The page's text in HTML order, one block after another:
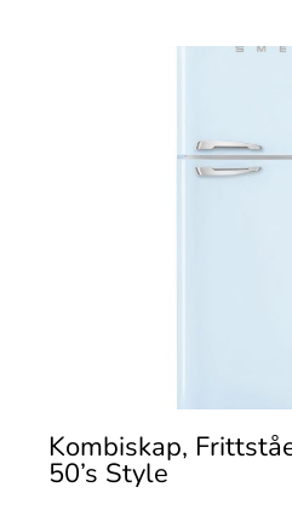
Kombiskap,
50’s Style